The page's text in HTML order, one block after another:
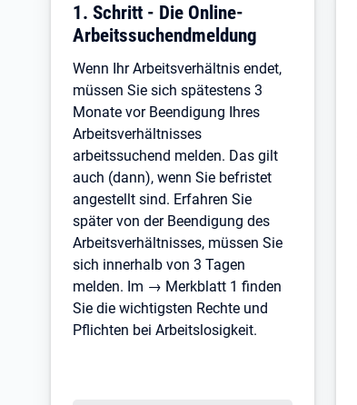
1. Schritt - Die Online-
Arbeitssuchendmeldung
Wenn Ihr Arbeitsverhältnis endet,
müssen Sie sich spätestens 3
Monate vor Beendigung Ihres
Arbeitsverhältnisses
arbeitssuchend melden. Das gilt
auch (dann), wenn Sie befristet
angestellt sind. Erfahren Sie
später von der Beendigung des
Arbeitsverhältnisses, müssen Sie
sich innerhalb von 3 Tagen
melden. Im → Merkblatt 1 finden
Sie die wichtigsten Rechte und
Pflichten bei Arbeitslosigkeit.